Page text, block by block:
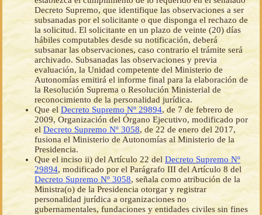
Decreto Supremo, que identifique las observaciones a ser
subsanadas por el solicitante o que disponga el rechazo de
la solicitud. El solicitante en un plazo de veinte (20) días
hábiles computables desde su notificación, deberá
subsanar las observaciones, caso contrario el trámite será
archivado. Subsanadas las observaciones y previa
evaluación, la Unidad competente del Ministerio de
Autonomías emitirá el informe final para la elaboración de
la Resolución Suprema o Resolución Ministerial de
reconocimiento de la personalidad jurídica.
Que el Decreto Supremo Nº 29894, de 7 de febrero de
2009, Organización del Órgano Ejecutivo, modificado por
el Decreto Supremo Nº 3058, de 22 de enero del 2017,
fusiona el Ministerio de Autonomías al Ministerio de la
Presidencia.
Que el inciso ii) del Artículo 22 del Decreto Supremo Nº
29894, modificado por el Parágrafo III del Artículo 8 del
Decreto Supremo Nº 3058, señala como atribución de la
Ministra(o) de la Presidencia otorgar y registrar
personalidad jurídica a organizaciones no
gubernamentales, fundaciones y entidades civiles sin fines